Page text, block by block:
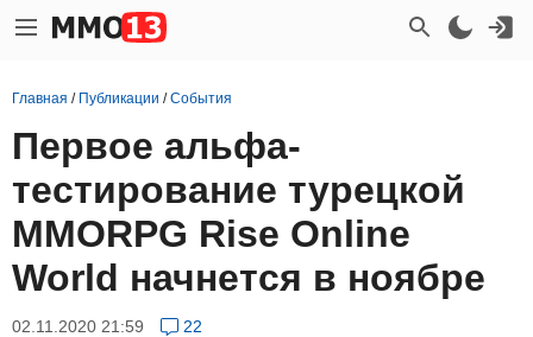
Главная / Публикации /События
Первое альфа-
тестирование турецкой
MMORPG Rise Online
World начнется в ноябре
02.11.2020 21:59 22